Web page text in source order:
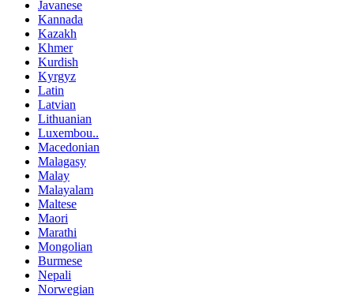
Javanese
Kannada
Kazakh
Khmer
Kurdish
Kyrgyz
Latin
Latvian
Lithuanian
Luxembou..
Macedonian
Malagasy
Malay
Malayalam
Maltese
Maori
Marathi
Mongolian
Burmese
Nepali
Norwegian